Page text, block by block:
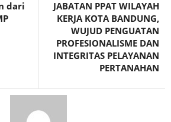
dari
JABATAN PPAT WILAYAH
KERJA KOTA BANDUNG,
WUJUD PENGUATAN
PROFESIONALISME DAN
INTEGRITAS PELAYANAN
PERTANAHAN